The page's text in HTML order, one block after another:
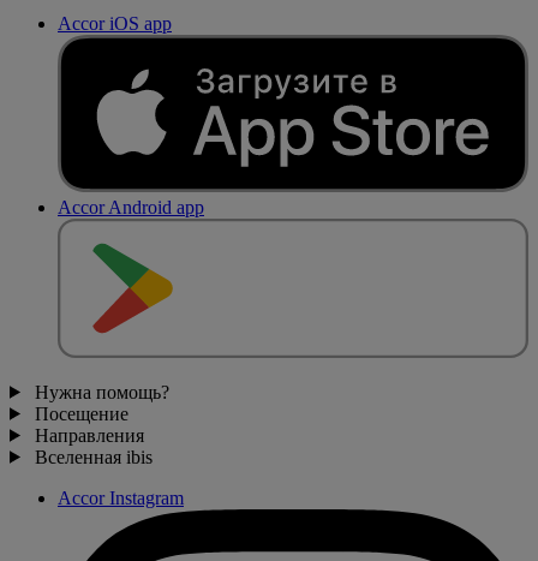
Accor iOS app
Accor Android app
Нужна помощь?
Посещение
Направления
Вселенная ibis
Accor Instagram